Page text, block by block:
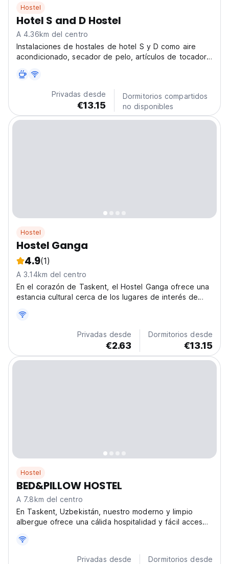
Hostel
Hotel S and D Hostel
A 4.36km del centro
Instalaciones de hostales de hotel S y D como aire
acondicionado, secador de pelo, artículos de tocador
estante de ropa.
Privadas desde
€13.15
Dormitorios compartidos
no disponibles
Hostel
Hostel Ganga
4.9(1)
A 3.14km del centro
En el corazón de Taskent, el Hostel Ganga ofrece una
estancia cultural cerca de los lugares de interés de
presupuesto que buscan una auténtica experiencia
uzbeka. (Auto-translated from original language)
Privadas desde
€2.63
Dormitorios desde
€13.15
Hostel
BED&PILLOW HOSTEL
A 7.8km del centro
En Taskent, Uzbekistán, nuestro moderno y limpio
albergue ofrece una cálida hospitalidad y fácil acceso
acogedor albergue es ideal para explorar Taskent y
conectar con nuevos amigos. (Auto-translated from...
Privadas desde Dormitorios desde